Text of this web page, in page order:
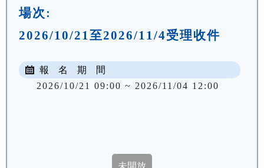
場次:
2026/10/21至2026/11/4受理收件
報 名 期 間
2026/10/21 09:00 ~ 2026/11/04 12:00